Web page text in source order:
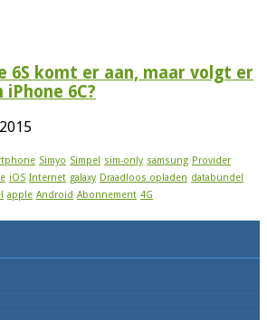
6S komt er aan, maar volgt er
iPhone 6C?
Simyo Simpel sim-only samsung Provider
iOS Internet galaxy Draadloos opladen databundel
apple Android Abonnement 4G